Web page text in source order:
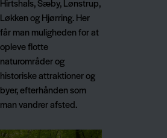
Hirtshals, Sæby, Lønstrup,
Løkken og Hjørring. Her
får man muligheden for at
opleve flotte
naturområder og
historiske attraktioner og
byer, efterhånden som
man vandrer afsted.